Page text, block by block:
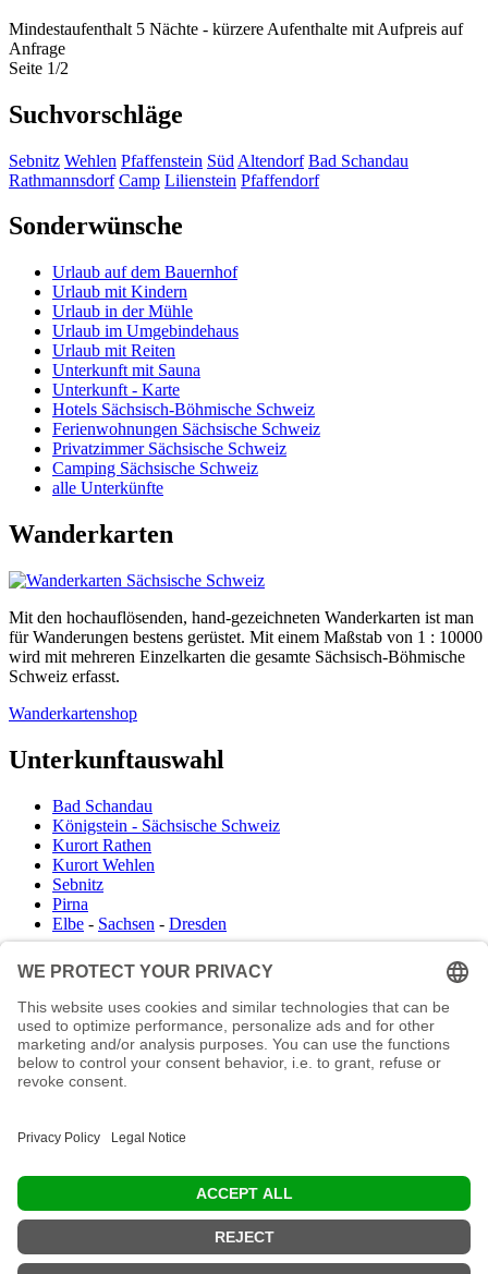
Mindestaufenthalt 5 Nächte - kürzere Aufenthalte mit Aufpreis auf
Anfrage
Seite 1/2
Suchvorschläge
Sebnitz Wehlen Pfaffenstein Süd Altendorf Bad Schandau
Rathmannsdorf Camp Lilienstein Pfaffendorf
Sonderwünsche
Urlaub auf dem Bauernhof
Urlaub mit Kindern
Urlaub in der Mühle
Urlaub im Umgebindehaus
Urlaub mit Reiten
Unterkunft mit Sauna
Unterkunft - Karte
Hotels Sächsisch-Böhmische Schweiz
Ferienwohnungen Sächsische Schweiz
Privatzimmer Sächsische Schweiz
Camping Sächsische Schweiz
alle Unterkünfte
Wanderkarten
Mit den hochauflösenden, hand-gezeichneten Wanderkarten ist man
für Wanderungen bestens gerüstet. Mit einem Maßstab von 1 : 10000
wird mit mehreren Einzelkarten die gesamte Sächsisch-Böhmische
Schweiz erfasst.
Wanderkartenshop
Unterkunftauswahl
Bad Schandau
Königstein - Sächsische Schweiz
Kurort Rathen
Kurort Wehlen
Sebnitz
Pirna
Elbe - Sachsen - Dresden
Infocenter
Wanderkartenshop
Prospektdownload
Unterkunft Böhmisch Sächsische Schweiz
Veranstaltungskalender
Mail an die Redaktion
"In den Wäldern sind Dinge, über die nachzudenken man jahrelang
Moos liegen könnte." (Franz Kafka)